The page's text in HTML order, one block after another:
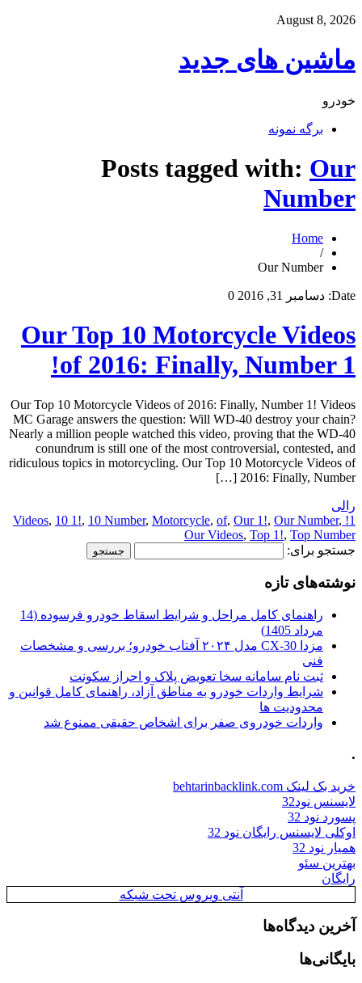
August 8, 2026
ماشین های جدید
خودرو
برگه نمونه
Posts tagged with: Our
Number
Home
/
Our Number
Date: دسامبر 31, 2016 0
Our Top 10 Motorcycle Videos
of 2016: Finally, Number 1!
Our Top 10 Motorcycle Videos of 2016: Finally, Number 1! Videos
MC Garage answers the question: Will WD-40 destroy your chain?
Nearly a million people watched this video, proving that the WD-40
conundrum is still one of the most controversial, contested, and
ridiculous topics in motorcycling. Our Top 10 Motorcycle Videos of
2016: Finally, Number […]
رالی
1! Videos
, 10 1!, 10 Number, Motorcycle, of, Our 1!, Our Number,
Our Videos, Top 1!, Top Number
جستجو برای:
نوشته‌های تازه
راهنمای کامل مراحل و شرایط اسقاط خودرو فرسوده (14
مرداد 1405)
مزدا CX-30 مدل ۲۰۲۴ آفتاب خودرو؛ بررسی و مشخصات
فنی
ثبت نام سامانه سخا تعویض پلاک و احراز سکونت
شرایط واردات خودرو به مناطق آزاد، راهنمای کامل قوانین و
محدودیت ها
واردات خودروی صفر برای اشخاص حقیقی ممنوع شد
.
خرید بک لینک behtarinbacklink.com
لایسنس نود32
پسورد نود 32
اوکلی لایسنس رایگان نود 32
همیار نود 32
بهترین سئو
رایگان
آنتی ویروس تحت شبکه
آخرین دیدگاه‌ها
بایگانی‌ها